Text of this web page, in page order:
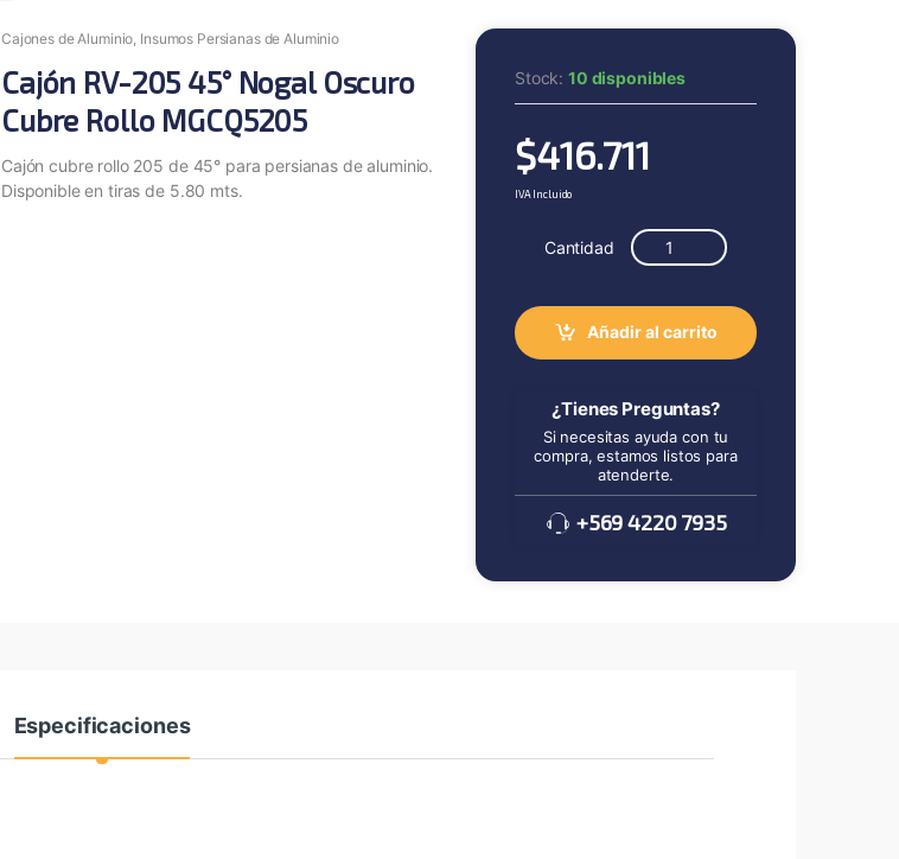
Cajones de Aluminio Insumos Persianas de Aluminio
Cajón RV-205 45° Nogal Oscuro
Cubre Rollo MGCQ5205
Cajón cubre rollo 205 de 45° para persianas de aluminio.
Disponible en tiras de 5.80 mts.
Stock:10 disponibles
$416.711
IVA Incluido
Cantidad
Añadir al carrito
¿Tienes Preguntas?
Si necesitas ayuda con tu
compra, estamos listos para
atenderte.
+569 4220 7935
Especificaciones